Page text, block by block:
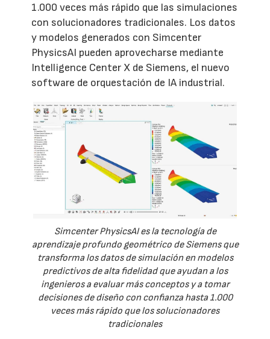
1.000 veces más rápido que las simulaciones
con solucionadores tradicionales. Los datos
y modelos generados con Simcenter
PhysicsAI pueden aprovecharse mediante
Intelligence Center X de Siemens, el nuevo
software de orquestación de IA industrial.
Simcenter PhysicsAI es la tecnología de
aprendizaje profundo geométrico de Siemens que
transforma los datos de simulación en modelos
predictivos de alta fidelidad que ayudan a los
ingenieros a evaluar más conceptos y a tomar
decisiones de diseño con confianza hasta 1.000
veces más rápido que los solucionadores
tradicionales